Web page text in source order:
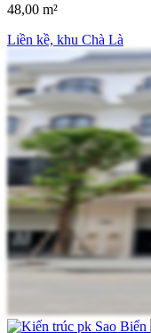
48,00 m²
Liền kề, khu Chà Là